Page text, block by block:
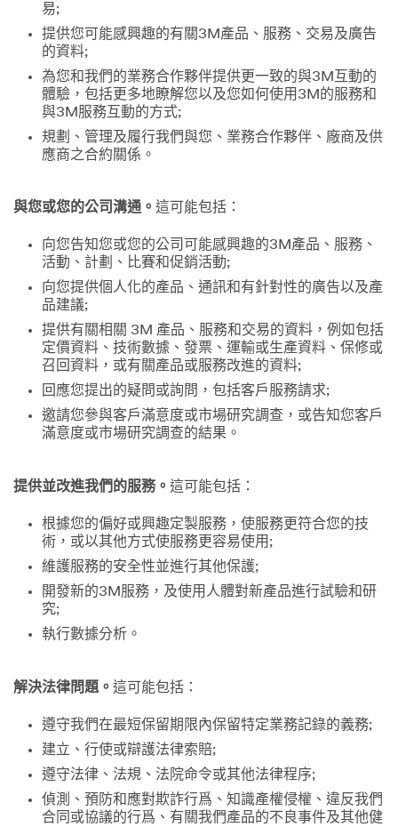
易;
提供您可能感興趣的有關3M產品、服務、交易及廣告
的資料;
為您和我們的業務合作夥伴提供更一致的與3M互動的
體驗，包括更多地瞭解您以及您如何使用3M的服務和
與3M服務互動的方式;
規劃、管理及履行我們與您、業務合作夥伴、廠商及供
應商之合約關係。
與您或您的公司溝通。 這可能包括：
向您告知您或您的公司可能感興趣的3M產品、服務、
活動、計劃、比賽和促銷活動;
向您提供個人化的產品、通訊和有針對性的廣告以及產
品建議;
提供有關相關 3M 產品、服務和交易的資料，例如包括
定價資料、技術數據、發票、運輸或生產資料、保修或
召回資料，或有關產品或服務改進的資料;
回應您提出的疑問或詢問，包括客戶服務請求;
邀請您參與客戶滿意度或市場研究調查，或告知您客戶
滿意度或市場研究調查的結果。
提供並改進我們的服務。 這可能包括：
根據您的偏好或興趣定製服務，使服務更符合您的技
術，或以其他方式使服務更容易使用;
維護服務的安全性並進行其他保護;
開發新的3M服務，及使用人體對新產品進行試驗和研
究;
執行數據分析。
解決法律問題。 這可能包括：
遵守我們在最短保留期限內保留特定業務記錄的義務;
建立、行使或辯護法律索賠;
遵守法律、法規、法院命令或其他法律程序;
偵測、預防和應對欺詐行爲、知識產權侵權、違反我們
合同或協議的行爲、有關我們產品的不良事件及其他健